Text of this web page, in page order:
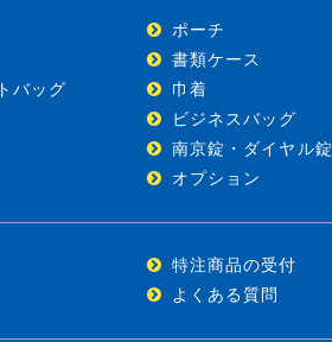
ポーチ
書類ケース
バッグ
巾着
ビジネスバッグ
南京錠・ダイヤル錠
オプション
特注商品の受付
よくある質問